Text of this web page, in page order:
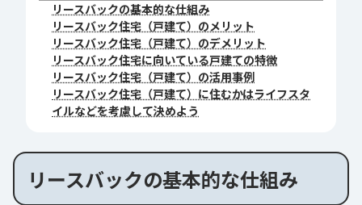
リースバックの基本的な仕組み
リースバック住宅（戸建て）のメリット
リースバック住宅（戸建て）のデメリット
リースバック住宅に向いている戸建ての特徴
リースバック住宅（戸建て）の活用事例
リースバック住宅（戸建て）に住むかはライフスタ
イルなどを考慮して決めよう
リースバックの基本的な仕組み